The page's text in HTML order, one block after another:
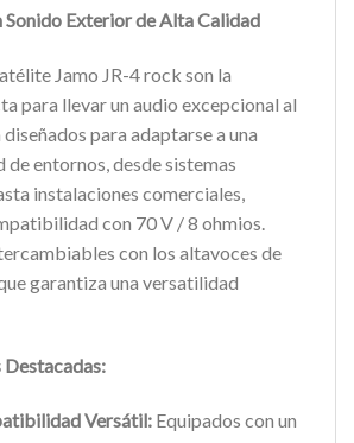
Sonido Exterior de Alta Calidad
Jamo JR-4 rock son la
para llevar un audio excepcional al
para adaptarse a una
de entornos, desde sistemas
instalaciones comerciales,
con 70 V / 8 ohmios.
con los altavoces de
garantiza una versatilidad
Versátil: Equipados con un